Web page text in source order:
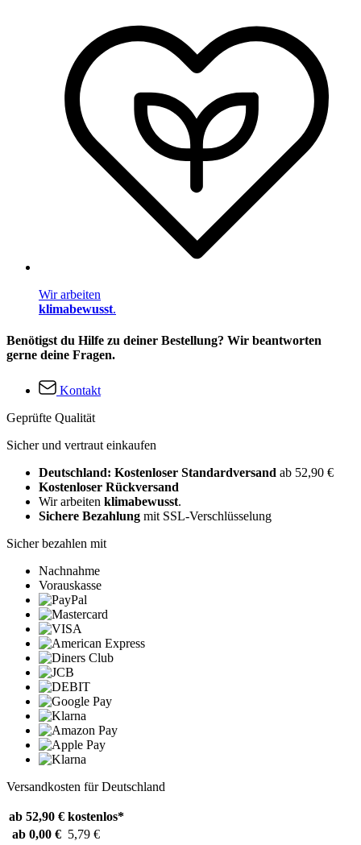
Wir arbeiten
klimabewusst.
Benötigst du Hilfe zu deiner Bestellung? Wir beantworten
gerne deine Fragen.
Kontakt
Geprüfte Qualität
Sicher und vertraut einkaufen
Deutschland: Kostenloser Standardversand ab 52,90 €
Kostenloser Rückversand
Wir arbeiten klimabewusst.
Sichere Bezahlung mit SSL-Verschlüsselung
Sicher bezahlen mit
Nachnahme
Vorauskasse
Versandkosten für Deutschland
ab 52,90 € kostenlos*
ab 0,00 € 5,79 €